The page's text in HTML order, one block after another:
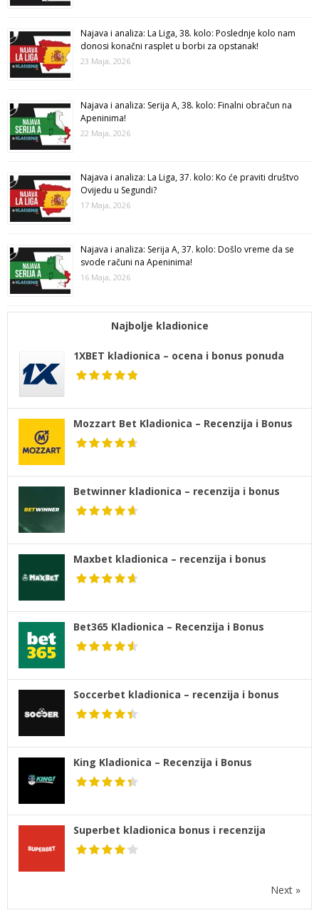
Najava i analiza: La Liga, 38. kolo: Poslednje kolo nam
donosi konačni rasplet u borbi za opstanak!
23 Maja, 2026
Najava i analiza: Serija A, 38. kolo: Finalni obračun na
Apeninima!
22 Maja, 2026
Najava i analiza: La Liga, 37. kolo: Ko će praviti društvo
Ovijedu u Segundi?
17 Maja, 2026
Najava i analiza: Serija A, 37. kolo: Došlo vreme da se
svode računi na Apeninima!
16 Maja, 2026
Najbolje kladionice
1XBET kladionica – ocena i bonus ponuda
Mozzart Bet Kladionica – Recenzija i Bonus
Betwinner kladionica – recenzija i bonus
Maxbet kladionica – recenzija i bonus
Bet365 Kladionica – Recenzija i Bonus
Soccerbet kladionica – recenzija i bonus
King Kladionica – Recenzija i Bonus
Superbet kladionica bonus i recenzija
Next »